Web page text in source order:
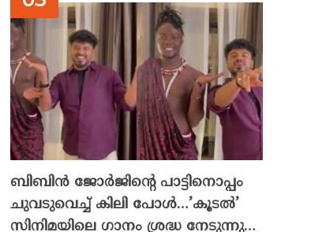
ബിബിൻ ജോർജിന്റെ പാട്ടിനൊപ്പം
ചുവടുവെച്ച് കിലി പോൾ…’കൂടൽ’
സിനിമയിലെ ഗാനം ശ്രദ്ധ നേടുന്നു…